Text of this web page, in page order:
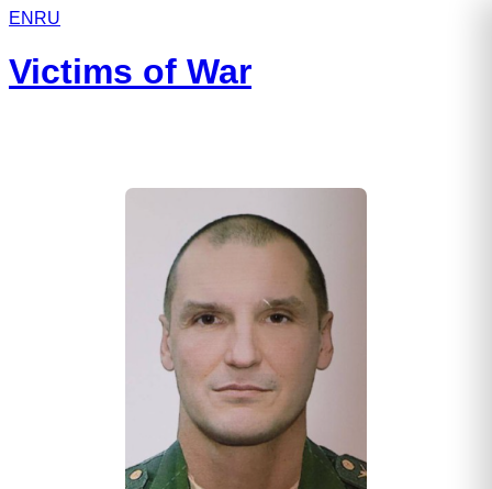
EN RU
Victims of War